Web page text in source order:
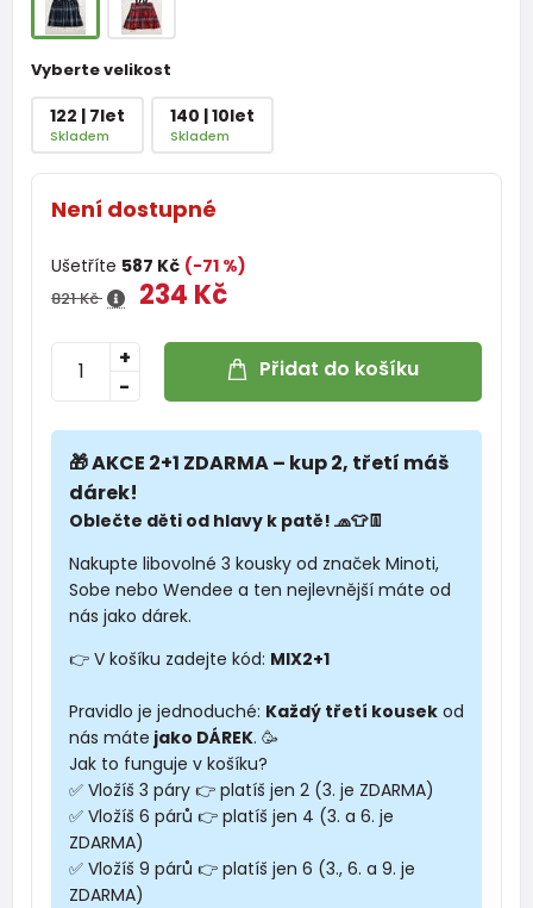
Vyberte velikost
122 | 7let
Skladem
140 | 10let
Skladem
Není dostupné
Ušetříte 587 Kč (-71 %)
821 Kč 234 Kč
-
+ Přidat do košíku
🎁 AKCE 2+1 ZDARMA – kup 2, třetí máš
dárek!
Oblečte děti od hlavy k patě! 🧢👕👖
Nakupte libovolné 3 kousky od značek Minoti,
Sobe nebo Wendee a ten nejlevnější máte od
nás jako dárek.
👉 V košíku zadejte kód: MIX2+1
Pravidlo je jednoduché: Každý třetí kousek od
nás máte jako DÁREK. 🥳
Jak to funguje v košíku?
✅ Vložíš 3 páry 👉 platíš jen 2 (3. je ZDARMA)
✅ Vložíš 6 párů 👉 platíš jen 4 (3. a 6. je
ZDARMA)
✅ Vložíš 9 párů 👉 platíš jen 6 (3., 6. a 9. je
ZDARMA)